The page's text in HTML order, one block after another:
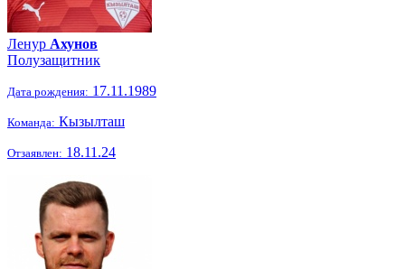
Ленур Ахунов
Полузащитник
Дата рождения: 17.11.1989
Команда: Кызылташ
Отзаявлен: 18.11.24